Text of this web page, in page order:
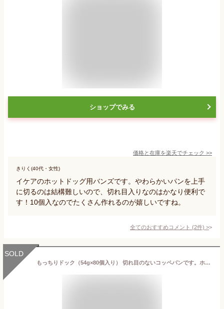
ショップでみる
価格と在庫を楽天でチェック >>
きりく(40代・女性)
イケアのホットドッグ用バンズです。やわらかいパンを上手
に切るのは結構難しいので、切れ目入りなのはかなり便利で
す！10個入なのでたくさん作れるのが嬉しいですね。
全てのおすすめコメント (2件) >
SOLD
もっちりドック（54g×80個入り） 切れ目のないコッペパンです。ホットドック等（沖縄・離島への配送不可） 業務用 冷凍パン生地 ホテル ペンション レストラン カフェ パーティー 学校 催事 イベント